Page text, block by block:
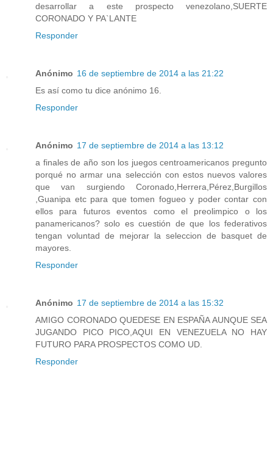
desarrollar a este prospecto venezolano,SUERTE
CORONADO Y PA`LANTE
Responder
Anónimo 16 de septiembre de 2014 a las 21:22
Es así como tu dice anónimo 16.
Responder
Anónimo 17 de septiembre de 2014 a las 13:12
a finales de año son los juegos centroamericanos pregunto
porqué no armar una selección con estos nuevos valores
que van surgiendo Coronado,Herrera,Pérez,Burgillos
,Guanipa etc para que tomen fogueo y poder contar con
ellos para futuros eventos como el preolimpico o los
panamericanos? solo es cuestión de que los federativos
tengan voluntad de mejorar la seleccion de basquet de
mayores.
Responder
Anónimo 17 de septiembre de 2014 a las 15:32
AMIGO CORONADO QUEDESE EN ESPAÑA AUNQUE SEA
JUGANDO PICO PICO,AQUI EN VENEZUELA NO HAY
FUTURO PARA PROSPECTOS COMO UD.
Responder